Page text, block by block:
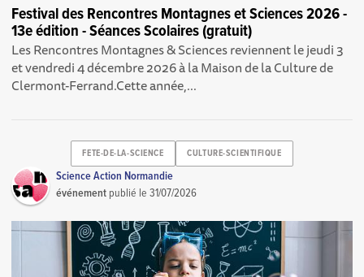
Festival des Rencontres Montagnes et Sciences 2026 -
13e édition - Séances Scolaires (gratuit)
Les Rencontres Montagnes & Sciences reviennent le jeudi 3
et vendredi 4 décembre 2026 à la Maison de la Culture de
Clermont-Ferrand.Cette année,...
FETE-DE-LA-SCIENCE CULTURE-SCIENTIFIQUE
Science Action Normandie
événement publié le31/07/2026